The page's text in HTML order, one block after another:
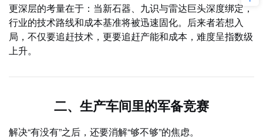
更深层的考量在于：当新石器、九识与雷达巨头深度绑定，
行业的技术路线和成本基准将被迅速固化。后来者若想入
局，不仅要追赶技术，更要追赶产能和成本，难度呈指数级
上升。
二、生产车间里的军备竞赛
解决“有没有”之后，还要消解“够不够”的焦虑。